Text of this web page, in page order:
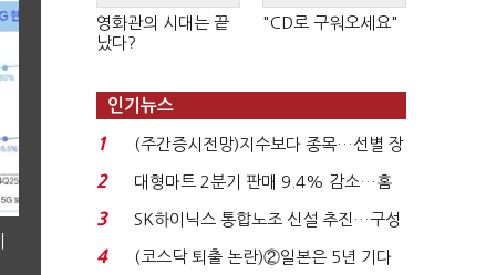
영화관의 시대는 끝
났다?
"CD로 구워오세요"
인기뉴스
1
(주간증시전망)지수보다 종목…선별 장
세 이어진다...
2
대형마트 2분기 판매 9.4% 감소…홈
플러스 사태 여파...
3
SK하이닉스 통합노조 신설 추진…구성
원 간 성과급 불...
4
(코스닥 퇴출 논란)②일본은 5년 기다